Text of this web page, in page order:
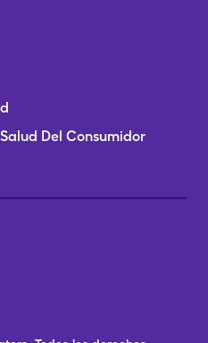
Del Consumidor